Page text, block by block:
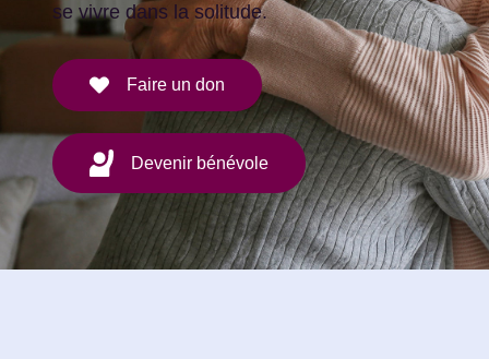
se vivre dans la solitude.
Faire un don
Devenir bénévole